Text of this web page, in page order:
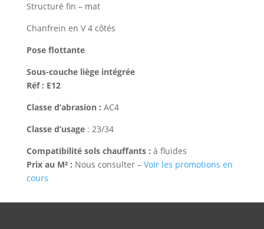
Structuré fin – mat
Chanfrein en V 4 côtés
Pose flottante
Sous-couche liège intégrée
Réf : E12
Classe d’abrasion : AC4
Classe d’usage: 23/34
Compatibilité sols chauffants : à fluides
Prix au M² : Nous consulter – Voir les promotions en
cours